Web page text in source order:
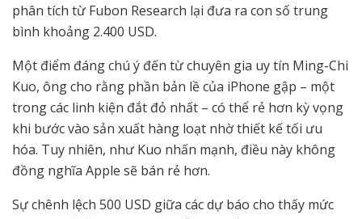
phân tích từ Fubon Research lại đưa ra con số trung
bình khoảng 2.400 USD.
Một điểm đáng chú ý đến từ chuyên gia uy tín Ming-Chi
Kuo, ông cho rằng phần bản lề của iPhone gập – một
trong các linh kiện đắt đỏ nhất – có thể rẻ hơn kỳ vọng
khi bước vào sản xuất hàng loạt nhờ thiết kế tối ưu
hóa. Tuy nhiên, như Kuo nhấn mạnh, điều này không
đồng nghĩa Apple sẽ bán rẻ hơn.
Sự chênh lệch 500 USD giữa các dự báo cho thấy mức